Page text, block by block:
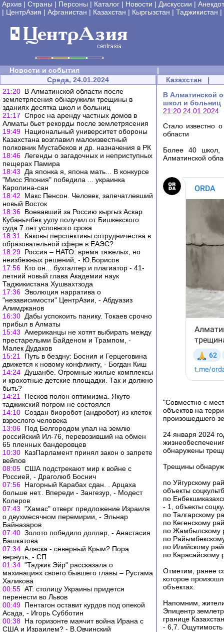
Архив | Страны | Персоны | Каталог | Новости | Дискуссии |
| ЦентрАзия | Афганистан | Казахстан | Кыргызстан | Таджикистан |
Новости и события
|
Среда, 24.01.2024
21:20 В Алматинской области после
землетрясения обнаружили трещины в
зданиях десятка школ и больниц
21:17 Спрос на аренду частных домов в
Алматы бьет рекорды после землетрясения
19:49 Национальный университет обороны
Казахстана возглавил малоизвестный
полковник Мустабеков и др. назначения в РК
18:46 Легенды о загадочных и неприступных
пещерах Памира
18:43
Да японка я, япона мать... В конкурсе
"Мисс Япония" победила ... украинка
Каролина-сан
18:42
Макс Пенсон. Человек, запечатлевший
новый Восток
18:36 Воевавший за Россию кыргыз Аскар
Кубанычбек уулу получил от Бишкекского
суда 7 лет условного срока
18:31
Каковы перспективы сотрудничества в
образовательной сфере в ЕАЭС?
18:29 Россия – НАТО: время тяжелых, но
неизбежных решений, - Ю.Борисов
17:56 Кто он... бухгалтер и плагиатор - 41-
летний новый глава Академии наук
Таджикистана Хушвахтзода
17:36 Эволюция нарратива о
"независимости" ЦентрАзии, - Абдуазиз
Алимджанов
16:30 Дабы успокоить панику. Токаев срочно
прибыл в Алматы
15:43 Американцы не хотят выбирать между
престарелыми Байденом и Трампом, -
Малек Дудаков
15:21
Путь в бездну: Босния и Герцеговина
движется к новому конфликту, - Богдан Киш
14:24 Душанбе. Огромные жилые комплексы
и крохотные детские площадки. Так и должно
быть?
14:21
Песков полон оптимизма. Якуто-
таджикский погром не состоялся
14:10 Создан биоробот (андробот) из клеток
взрослого человека
13:06 Под Белгородом упал на землю
российский Ил-76, перевозивший на обмен
65 пленных бандеровцев
10:30 КазПарламент принял закон о запрете
вейпов
08:05 США подстрекают мир к войне с
Россией, - Драголюб Боснич
07:56 Нагорный Карабах сдан. . Арцаха
больше нет.. Впереди - Зангезур, - Модест
Колеров
07:43 "Хамас" отверг предложение Израиля
о двухмесячном перемирии, - Эльнар
Байназаров
07:40 Золото победило доллар, - Анастасия
Башкатова
07:34 Аляска - северный Крым? Пора
вернуть, - СП
01:34 "Таджик Эйр" рассказала о
махинациях своего бывшего главы – Рустама
Халикова
00:55 AT: столицу Украины придется
перенести во Львов
00:49 Пентагон оставит курдов под опекой
Асада, - Игорь Субботин
00:38 На горизонте маячит война Ирана с
США и Израилем? - В.Овчинский
Казахстан |
В Алматинской
школ и больниц
21:20 24.01.2024
Стало известно
области
Более 40 школ,
Алматинской
"Совместно с
объектов на
произошедшего
24 января 2024
обнаружены
Трещины
по Уйгурскому
объекты
по
- 1, объекты
по Талгарскому
по Кегенскому
по Жамбылскому
по
по Илийскому
по Карасайскому
Отметим, ранее
которое
объектах.
Напомним,
Эпицентр
границе
- 6,7. Ощутимость